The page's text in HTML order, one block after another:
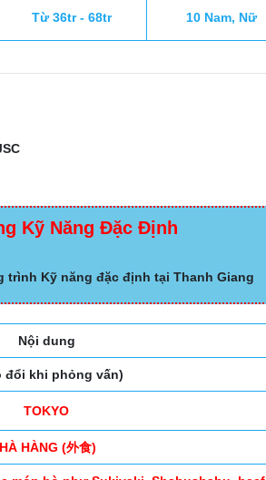
Từ 36tr - 68tr 10 Nam, Nữ
Kỹ Năng Đặc Định
Kỹ năng đặc định tại Thanh Giang
Nội dung
đổi khi phỏng vấn)
TOKYO
HÀNG (外食)